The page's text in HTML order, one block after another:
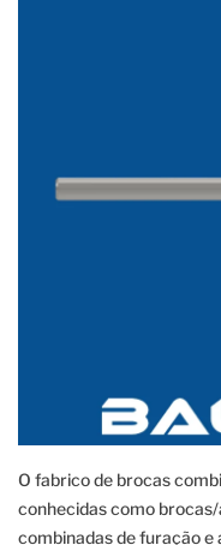
O fabrico de brocas
conhecidas como
combinadas de furação